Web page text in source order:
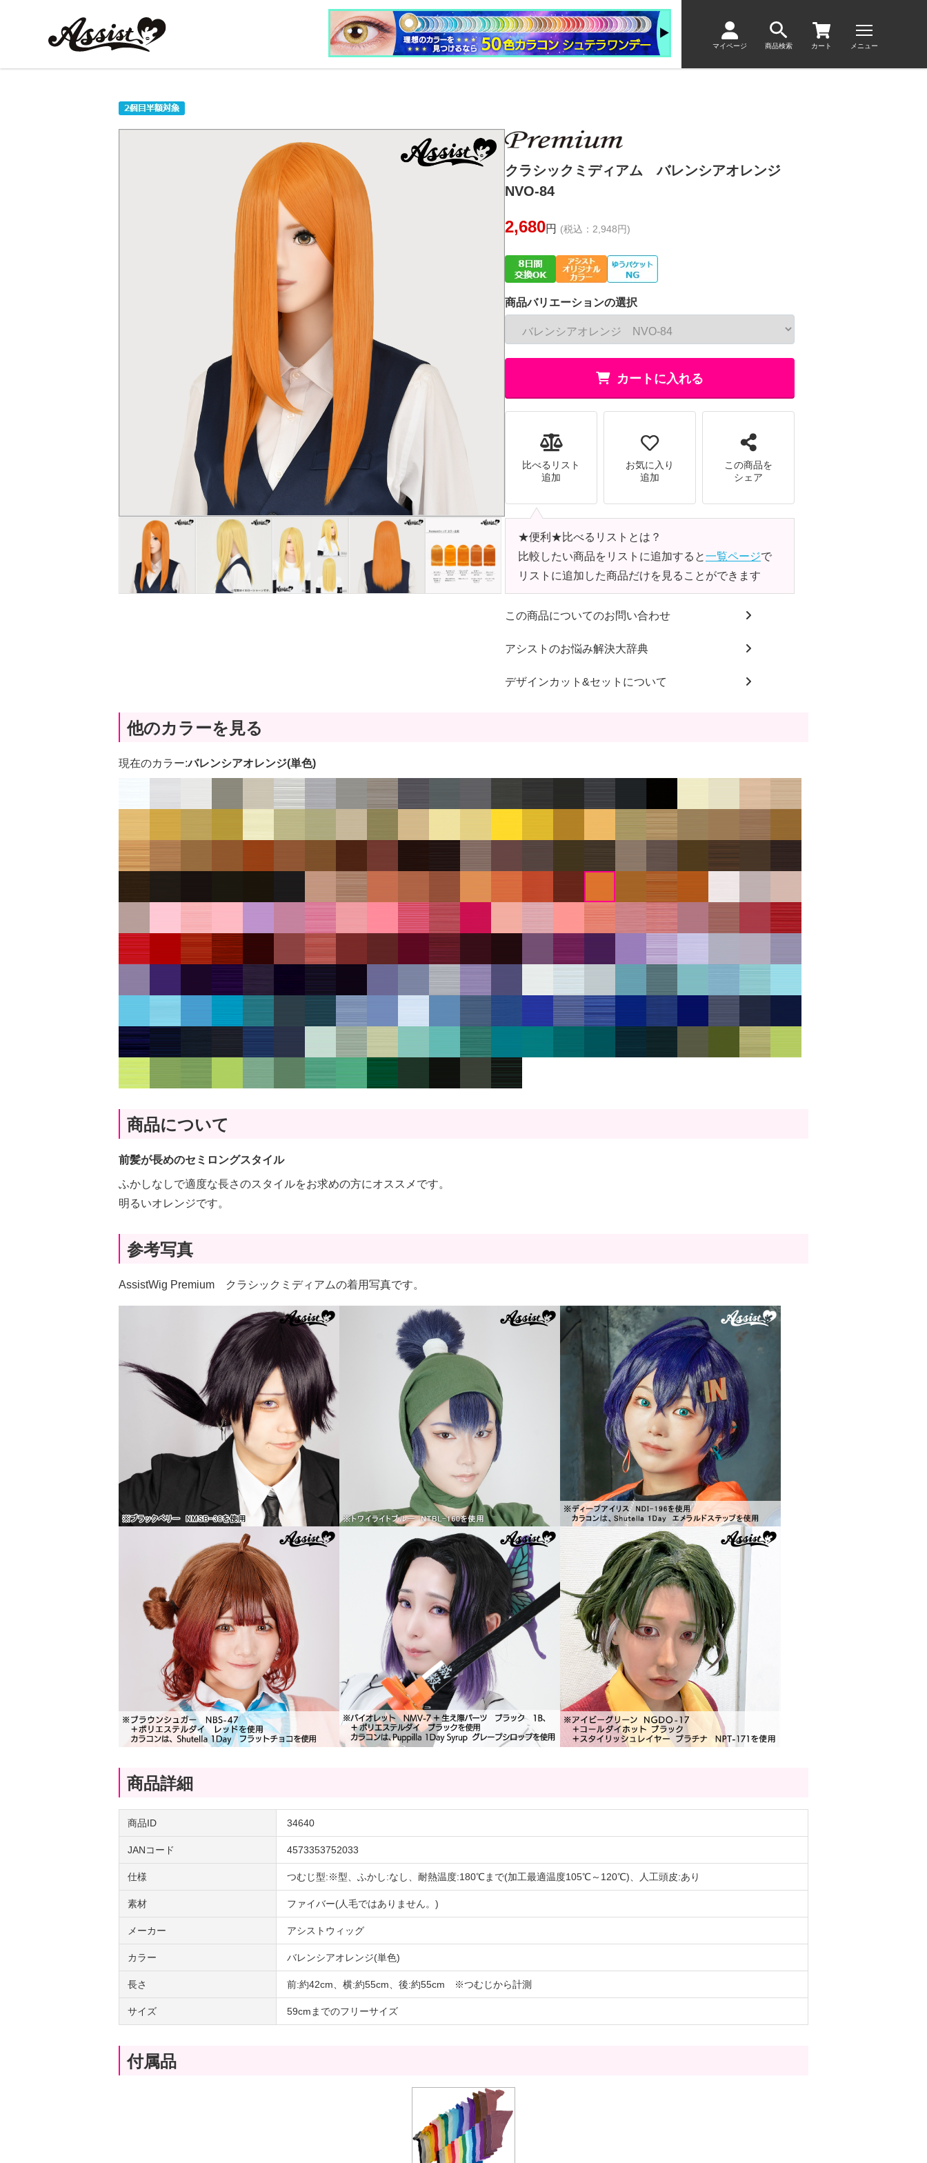
マイページ 商品検索 カート メニュー
クラシックミディアム バレンシアオレンジ
NVO-84
2,680円 (税込：2,948円)
商品バリエーションの選択
カートに入れる
比べるリスト
追加
お気に入り
追加
この商品を
シェア
★便利★比べるリストとは？
比較したい商品をリストに追加すると一覧ページで
リストに追加した商品だけを見ることができます
この商品についてのお問い合わせ
アシストのお悩み解決大辞典
デザインカット&セットについて
他のカラーを見る
現在のカラー:バレンシアオレンジ(単色)
商品について
前髪が長めのセミロングスタイル
ふかしなしで適度な長さのスタイルをお求めの方にオススメです。
明るいオレンジです。
参考写真
AssistWig Premium クラシックミディアムの着用写真です。
商品詳細
商品ID 34640
JANコード 4573353752033
仕様 つむじ型:※型、ふかし:なし、耐熱温度:180℃まで(加工最適温度105℃～120℃)、人工頭皮:あり
素材 ファイバー(人毛ではありません。)
メーカー アシストウィッグ
カラー バレンシアオレンジ(単色)
長さ 前:約42cm、横:約55cm、後:約55cm ※つむじから計測
サイズ 59cmまでのフリーサイズ
付属品